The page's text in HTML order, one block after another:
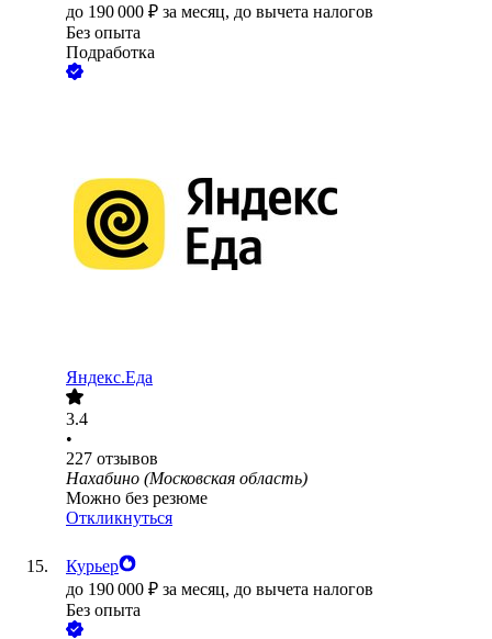
до 190 000 ₽ за месяц, до вычета налогов
Без опыта
Подработка
Яндекс.Еда
3.4
•
227 отзывов
Нахабино (Московская область)
Можно без резюме
Откликнуться
Курьер
до 190 000 ₽ за месяц, до вычета налогов
Без опыта